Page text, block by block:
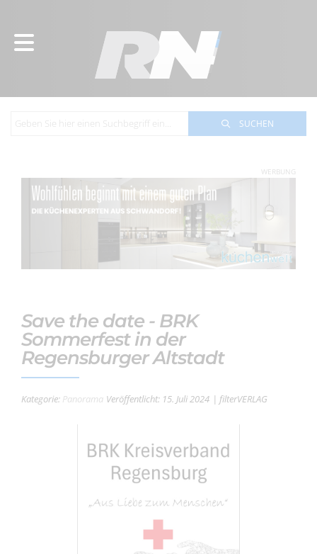
SUCHEN
WERBUNG
Save the date - BRK
Sommerfest in der
Regensburger Altstadt
Kategorie: Panorama Veröffentlicht: 15. Juli 2024 | filterVERLAG